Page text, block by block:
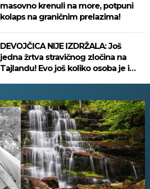
masovno krenuli na more, potpuni
kolaps na graničnim prelazima!
DEVOJČICA NIJE IZDRŽALA: Još
jedna žrtva stravičnog zločina na
Tajlandu! Evo još koliko osoba je i